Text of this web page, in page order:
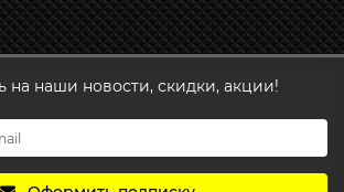
на наши новости, скидки, акции!